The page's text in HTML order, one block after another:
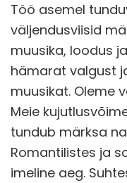
Töö asemel
väljendusviisid
muusika, loodus
hämarat valgust
muusikat. Oleme
Meie
tundub märksa
Romantilistes ja
imeline aeg.